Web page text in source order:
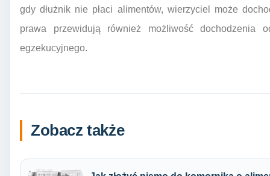
gdy dłużnik nie płaci alimentów, wierzyciel może
prawa przewidują również możliwość dochodzenia
egzekucyjnego.
Zobacz także